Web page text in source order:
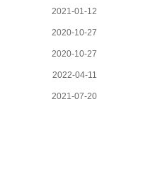
2021-01-12
2020-10-27
2020-10-27
2022-04-11
2021-07-20